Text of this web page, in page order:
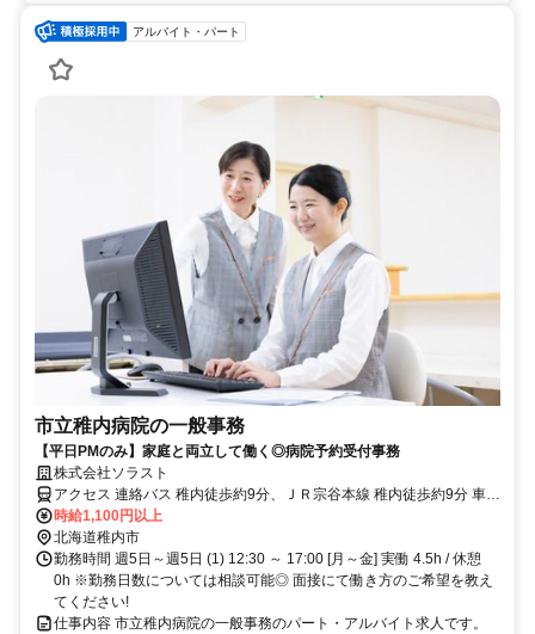
アルバイト・パート
市立稚内病院の一般事務
【平日PMのみ】家庭と両立して働く◎病院予約受付事務
株式会社ソラスト
アクセス 連絡バス 稚内徒歩約9分、ＪＲ宗谷本線 稚内徒歩約9分 車通
勤可
時給1,100円以上
北海道稚内市
勤務時間 週5日～週5日 (1) 12:30 ～ 17:00 [月～金] 実働 4.5h / 休憩
0h ※勤務日数については相談可能◎ 面接にて働き方のご希望を教え
てください!
仕事内容 市立稚内病院の一般事務のパート・アルバイト求人です。